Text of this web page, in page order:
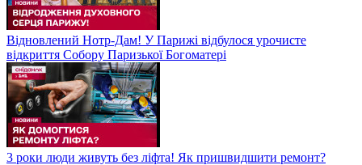
Відновлений Нотр-Дам! У Парижі відбулося урочисте
відкриття Собору Паризької Богоматері
3 роки люди живуть без ліфта! Як пришвидшити ремонт?